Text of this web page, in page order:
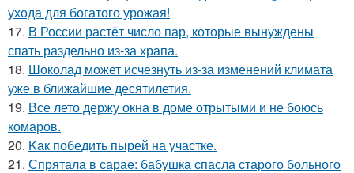
ухода для богатого урожая!
17. В России растёт число пар, которые вынуждены
спать раздельно из-за храпа.
18. Шоколад может исчезнуть из-за изменений климата
уже в ближайшие десятилетия.
19. Все лето держу окна в доме отрытыми и не боюсь
комаров.
20. Kак победить пырей на участке.
21. Спрятала в сарае: бабушка спасла старого больного